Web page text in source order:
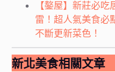
【鏊屋】新莊必
雷！超人氣美食必
不斷更新菜色！
新北美食相關文章